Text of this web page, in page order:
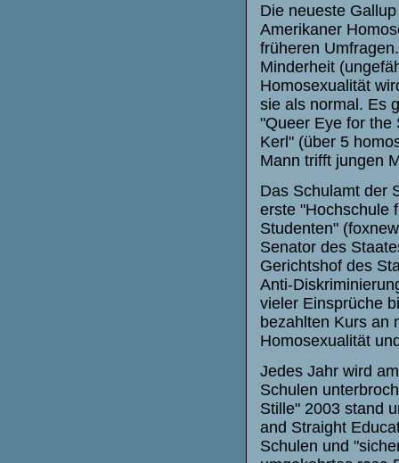
​Die neueste
Amerikaner
früheren
Minderheit
Homosexualität
sie als normal. Es
"Queer Eye for the
Kerl" (über 5
Mann trifft jungen
Das Schulamt der
erste "Hochschule
Studenten"
Senator des
Gerichtshof des
Anti-
vieler Einsprüche
bezahlten Kurs an
Homosexualität
Jedes Jahr wird
Schulen
Stille" 2003 stand
and Straight
Schulen und